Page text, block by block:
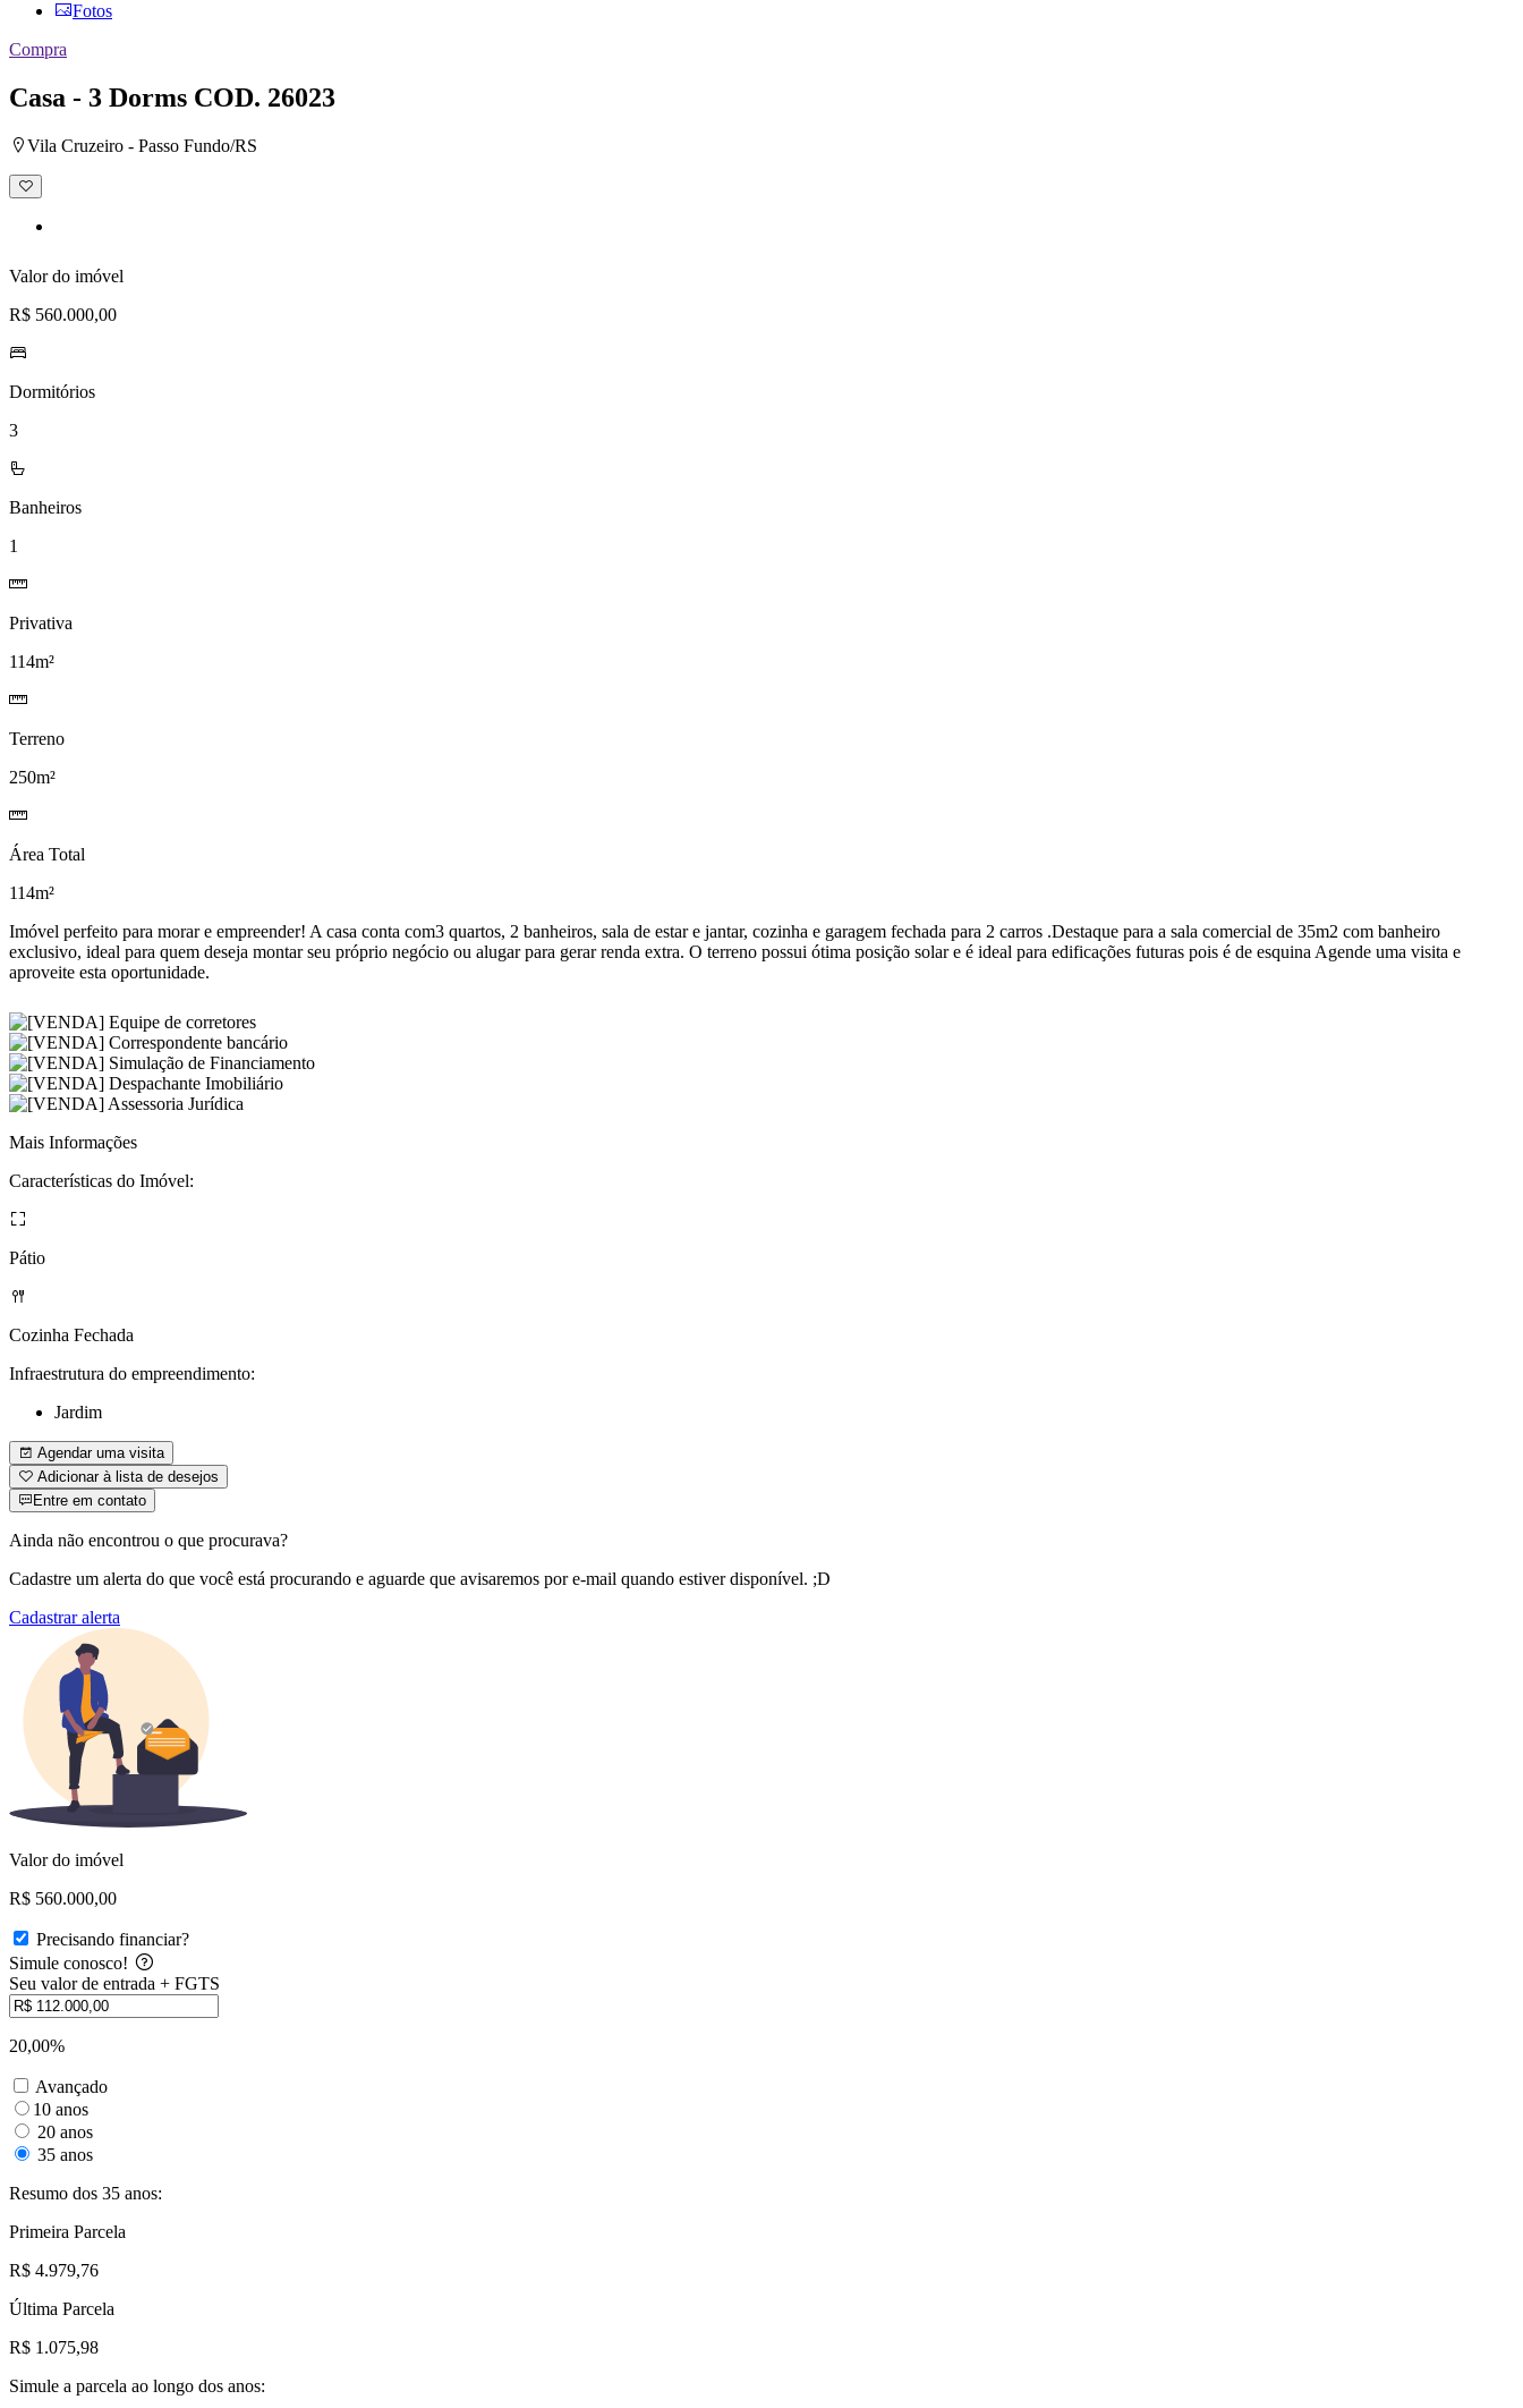
Fotos
Compra
Casa - 3 Dorms COD. 26023
Vila Cruzeiro - Passo Fundo/RS
Adicionar
à
Valor do imóvel
R$ 560.000,00
Dormitórios
3
Banheiros
1
Privativa
114m²
Terreno
250m²
Área Total
114m²
Imóvel perfeito para morar e empreender! A casa conta com3 quartos, 2 banheiros, sala de estar e jantar, cozinha e garagem fechada para 2 carros .Destaque para a sala comercial de 35m2 com banheiro
exclusivo, ideal para quem deseja montar seu próprio negócio ou alugar para gerar renda extra. O terreno possui ótima posição solar e é ideal para edificações futuras pois é de esquina Agende uma visita e
aproveite esta oportunidade.
Mais Informações
Características do Imóvel:
Pátio
Cozinha Fechada
Infraestrutura do empreendimento:
Jardim
Agendar uma visita
Adicionar à lista de desejos
Entre em contato
Ainda não encontrou o que procurava?
Cadastre um alerta do que você está procurando e aguarde que avisaremos por e-mail quando estiver disponível. ;D
Cadastrar alerta
Valor do imóvel
R$ 560.000,00
Precisando financiar?
Simule conosco!
Seu valor de entrada + FGTS
20,00%
Avançado
10 anos
20 anos
35 anos
Resumo dos 35 anos:
Primeira Parcela
R$ 4.979,76
Última Parcela
R$ 1.075,98
Simule a parcela ao longo dos anos: